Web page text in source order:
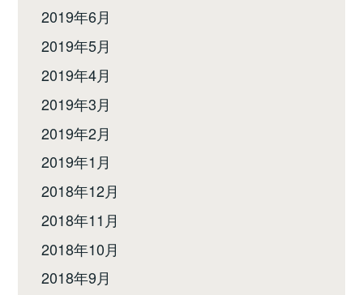
2019年6月
2019年5月
2019年4月
2019年3月
2019年2月
2019年1月
2018年12月
2018年11月
2018年10月
2018年9月